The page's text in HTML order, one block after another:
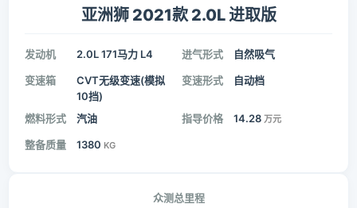
亚洲狮 2021款 2.0L 进取版
发动机 2.0L 171马力 L4 进气形式 自然吸气
变速箱
CVT无级变速(模拟
10挡)
变速形式 自动档
燃料形式 汽油 指导价格 14.28 万元
整备质量 1380 KG
众测总里程